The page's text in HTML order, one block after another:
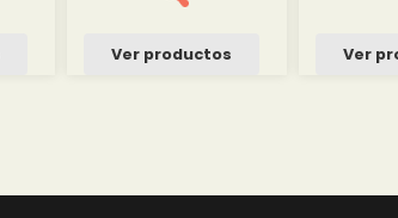
Ver productos Ver